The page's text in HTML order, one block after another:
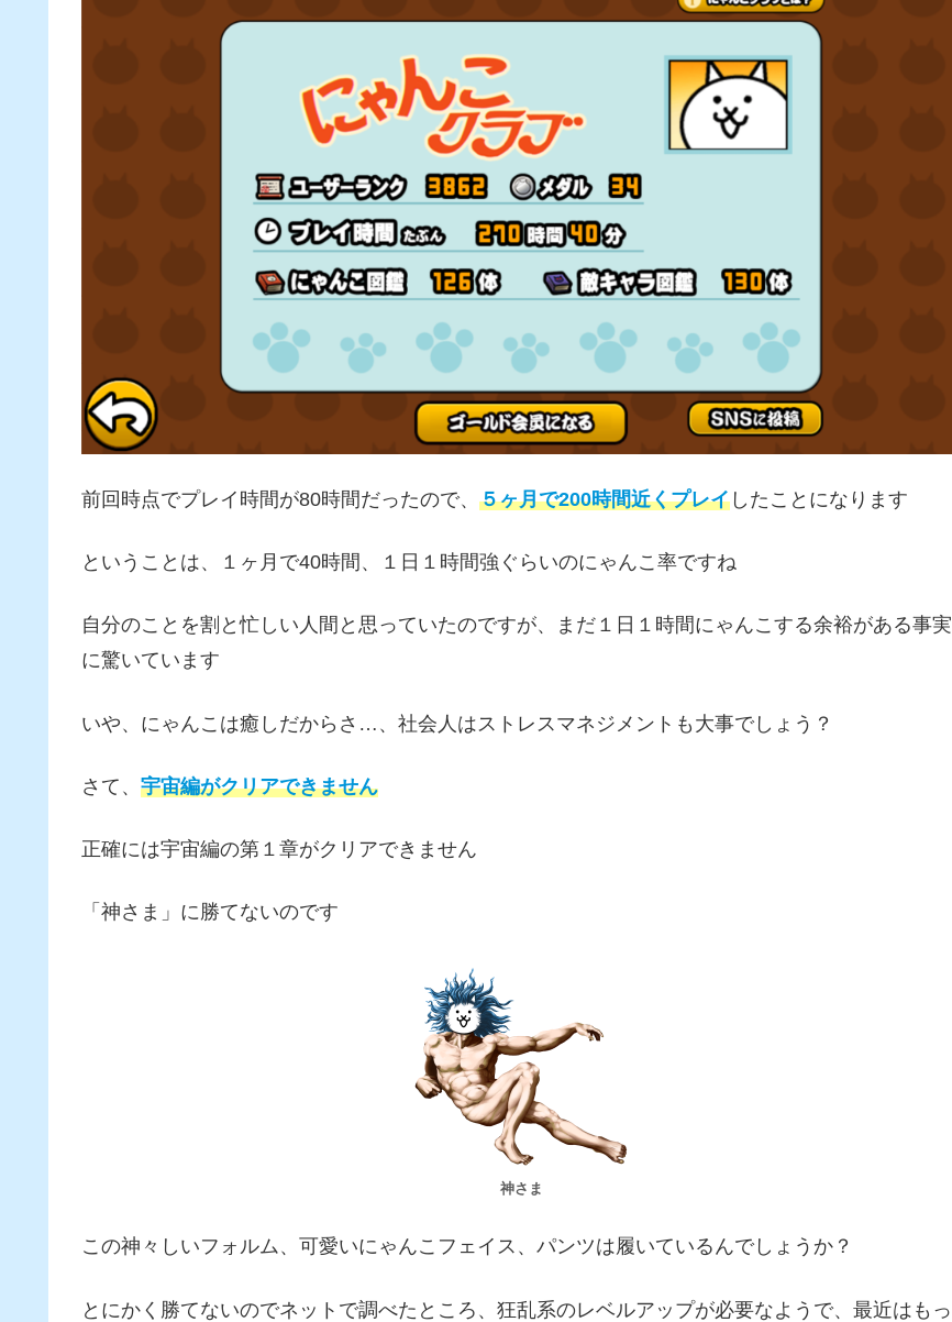
前回時点でプレイ時間が80時間だったので、 ５ヶ月で200時間近くプレイ したことになります
ということは、１ヶ月で40時間、１日１時間強ぐらいのにゃんこ率ですね
自分のことを割と忙しい人間と思っていたのですが、まだ１日１時間にゃんこする余裕がある事実
に驚いています
いや、にゃんこは癒しだからさ…、社会人はストレスマネジメントも大事でしょう？
さて、 宇宙編がクリアできません
正確には宇宙編の第１章がクリアできません
「神さま」に勝てないのです
神さま
この神々しいフォルム、可愛いにゃんこフェイス、パンツは履いているんでしょうか？
とにかく勝てないのでネットで調べたところ、狂乱系のレベルアップが必要なようで、最近はもっ